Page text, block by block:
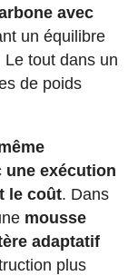
avec
un équilibre
tout dans un
de poids
une exécution
le coût. Dans
mousse
adaptatif
plus